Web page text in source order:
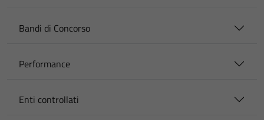
Bandi di Concorso
Performance
Enti controllati